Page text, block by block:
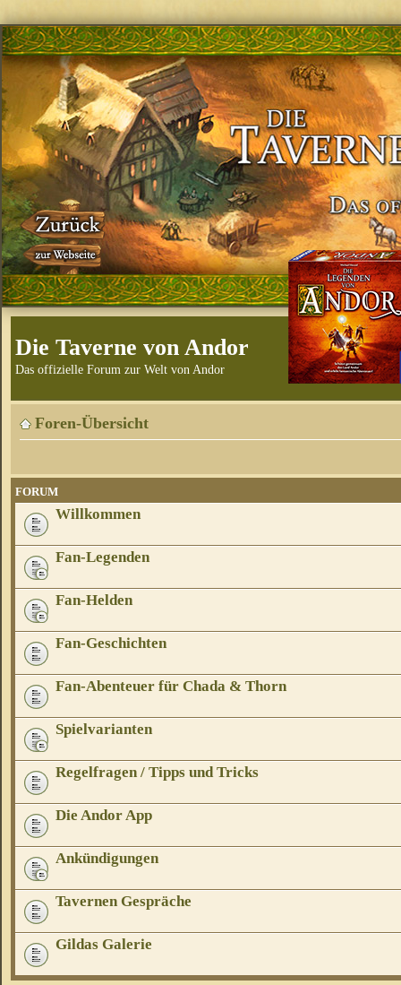
Die Taverne von Andor
Das offizielle Forum zur Welt von Andor
Foren-Übersicht
FORUM
Willkommen
Fan-Legenden
Fan-Helden
Fan-Geschichten
Fan-Abenteuer für Chada & Thorn
Spielvarianten
Regelfragen / Tipps und Tricks
Die Andor App
Ankündigungen
Tavernen Gespräche
Gildas Galerie